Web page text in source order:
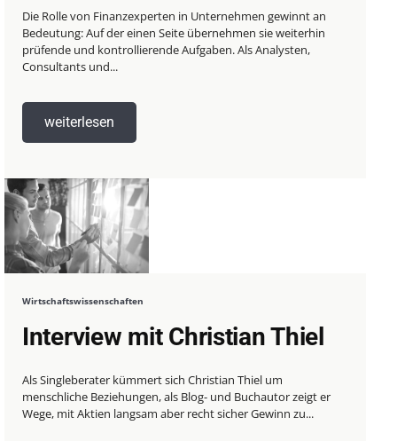
Die Rolle von Finanzexperten in Unternehmen gewinnt an
Bedeutung: Auf der einen Seite übernehmen sie weiterhin
prüfende und kontrollierende Aufgaben. Als Analysten,
Consultants und...
weiterlesen
Wirtschaftswissenschaften
Interview mit Christian Thiel
Als Singleberater kümmert sich Christian Thiel um
menschliche Beziehungen, als Blog- und Buchautor zeigt er
Wege, mit Aktien langsam aber recht sicher Gewinn zu...